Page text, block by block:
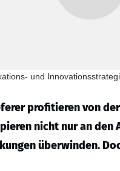
und
profitieren von
nicht nur an den
überwinden.